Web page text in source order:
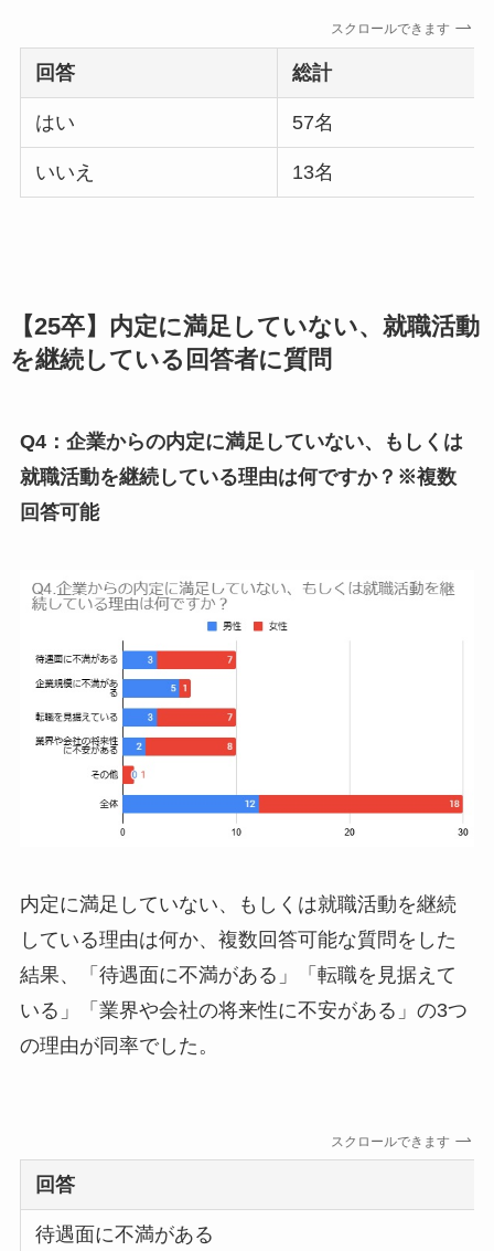
スクロールできます
回答 総計
はい 57名
いいえ 13名
【25卒】内定に満足していない、就職活動
を継続している回答者に質問
Q4：企業からの内定に満足していない、もしくは
就職活動を継続している理由は何ですか？※複数
回答可能
内定に満足していない、もしくは就職活動を継続
している理由は何か、複数回答可能な質問をした
結果、「待遇面に不満がある」「転職を見据えて
いる」「業界や会社の将来性に不安がある」の3つ
の理由が同率でした。
スクロールできます
回答
待遇面に不満がある